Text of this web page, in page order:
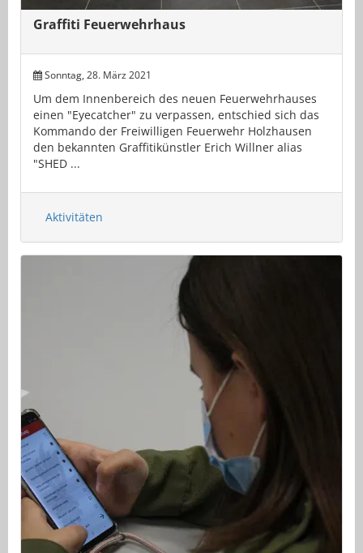
Graffiti Feuerwehrhaus
Sonntag, 28. März 2021
Um dem Innenbereich des neuen Feuerwehrhauses
einen "Eyecatcher" zu verpassen, entschied sich das
Kommando der Freiwilligen Feuerwehr Holzhausen
den bekannten Graffitikünstler Erich Willner alias
"SHED ...
Aktivitäten